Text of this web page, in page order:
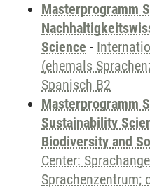
Masterprogramm
Science -
(ehemals
Spanisch B2
Masterprogramm
Sustainability
Biodiversity and
Center:
Sprachenzentrum;